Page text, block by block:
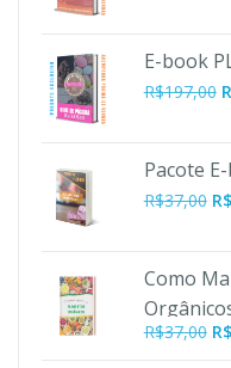
E-book
R$197,00 O
Pacote
R$37,00 R$
Como
R$37,00 O
R$